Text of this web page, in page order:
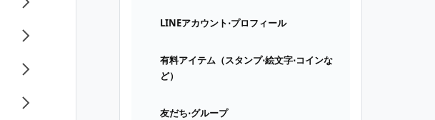
LINEアカウント⋅プロフィール
有料アイテム（スタンプ⋅絵文字⋅コインな
ど）
友だち⋅グループ